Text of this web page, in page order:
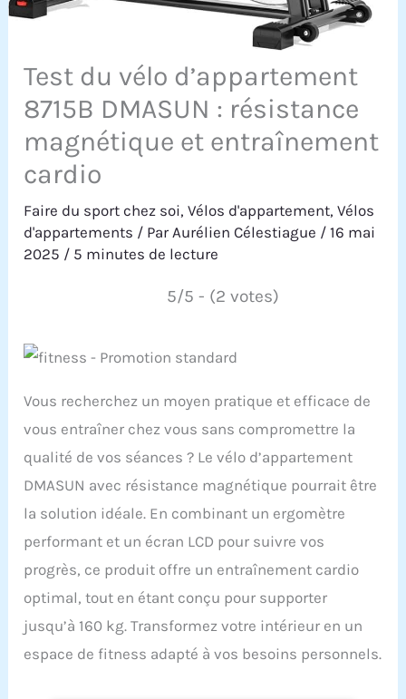
Test du vélo d’appartement
8715B DMASUN : résistance
magnétique et entraînement
cardio
Faire du sport chez soi,Vélos d'appartement,Vélos
d'appartements / ParAurélien Célestiague /16 mai
2025 / 5 minutes de lecture
5/5 - (2 votes)
Vous recherchez un moyen pratique et efficace de
vous entraîner chez vous sans compromettre la
qualité de vos séances ? Le vélo d’appartement
DMASUN avec résistance magnétique pourrait être
la solution idéale. En combinant un ergomètre
performant et un écran LCD pour suivre vos
progrès, ce produit offre un entraînement cardio
optimal, tout en étant conçu pour supporter
jusqu’à 160 kg. Transformez votre intérieur en un
espace de fitness adapté à vos besoins personnels.